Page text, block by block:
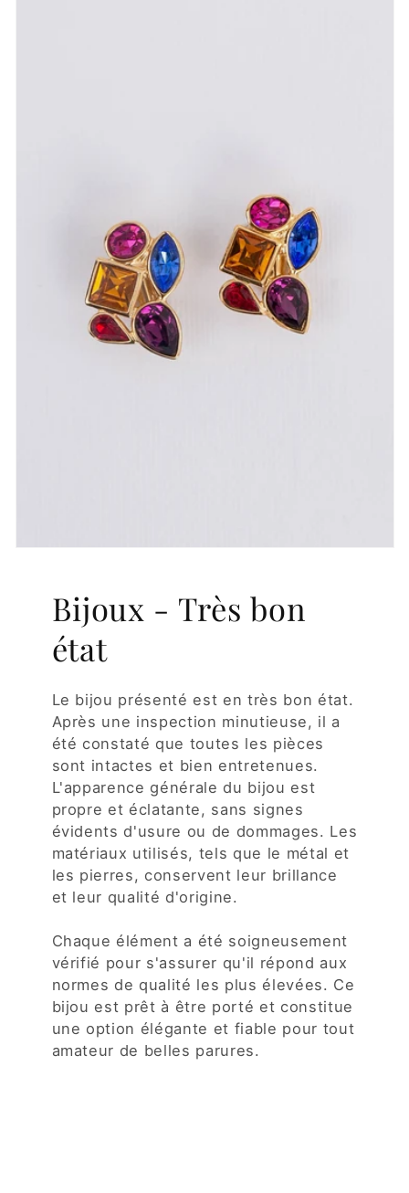
Bijoux - Très bon
état
Le bijou présenté est en très bon état.
Après une inspection minutieuse, il a
été constaté que toutes les pièces
sont intactes et bien entretenues.
L'apparence générale du bijou est
propre et éclatante, sans signes
évidents d'usure ou de dommages. Les
matériaux utilisés, tels que le métal et
les pierres, conservent leur brillance
et leur qualité d'origine.
Chaque élément a été soigneusement
vérifié pour s'assurer qu'il répond aux
normes de qualité les plus élevées. Ce
bijou est prêt à être porté et constitue
une option élégante et fiable pour tout
amateur de belles parures.